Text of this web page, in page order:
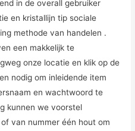
in de overall gebruiker
en kristallijn tip sociale
methode van handelen .
een makkelijk te
onze locatie en klik op de
nodig om inleidende item
en wachtwoord te
kunnen we voorstel
van nummer één hout om